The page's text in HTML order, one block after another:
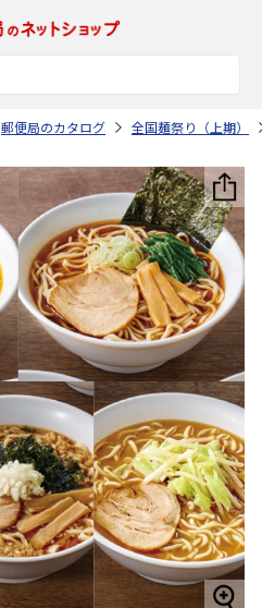
郵便局のカタログ 全国麺祭り（上期）